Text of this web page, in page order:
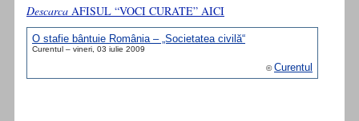
Descarca AFISUL “VOCI CURATE” AICI
O stafie bântuie România – „Societatea civilă“
Curentul – vineri, 03 iulie 2009
©Curentul